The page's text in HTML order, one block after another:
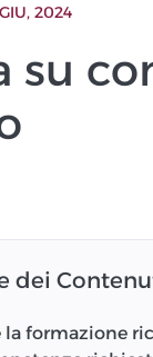
2024
su
dei
la formazione